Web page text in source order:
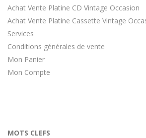
Achat Vente Platine CD Vintage Occasion
Achat Vente Platine Cassette Vintage
Services
Conditions générales de vente
Mon Panier
Mon Compte
MOTS CLEFS